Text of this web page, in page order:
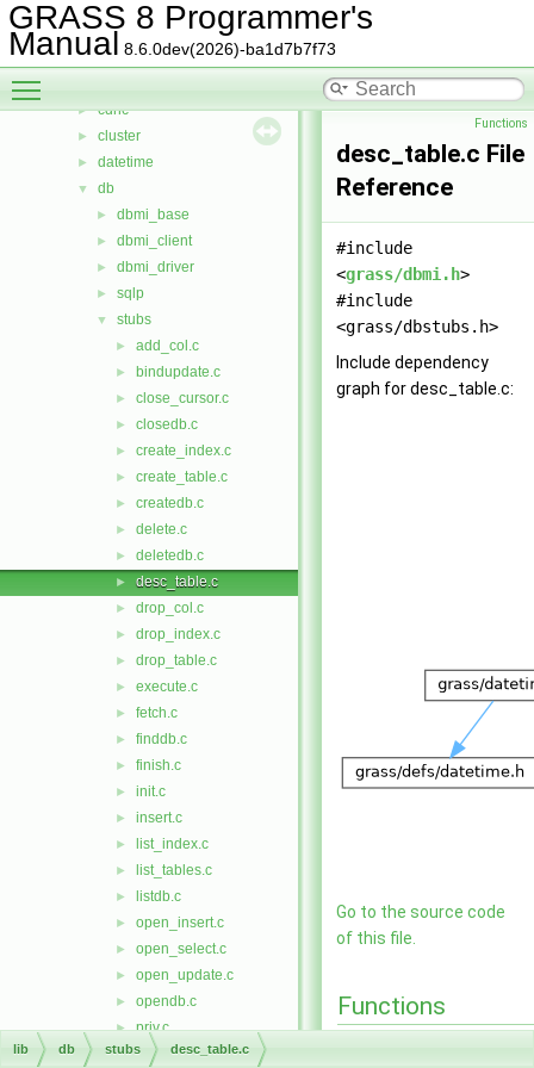
GRASS 8 Programmer's
Manual 8.6.0dev(2026)-ba1d7b7f73
► btree
► btree2
► cairodriver
► cdhc
► cluster
► datetime
▼ db
► dbmi_base
► dbmi_client
► dbmi_driver
► sqlp
▼ stubs
► add_col.c
► bindupdate.c
► close_cursor.c
► closedb.c
► create_index.c
► create_table.c
► createdb.c
► delete.c
► deletedb.c
► desc_table.c
► drop_col.c
► drop_index.c
► drop_table.c
► execute.c
► fetch.c
► finddb.c
► finish.c
► init.c
► insert.c
► list_index.c
► list_tables.c
► listdb.c
► open_insert.c
► open_select.c
► open_update.c
► opendb.c
► priv.c
► rows.c
Functions
desc_table.c File
Reference
#include
<grass/dbmi.h>
#include
<grass/dbstubs.h>
Include dependency
graph for desc_table.c:
Go to the source code
of this file.
Functions
lib db stubs desc_table.c